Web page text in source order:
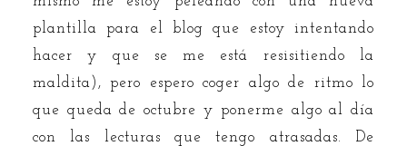
plantilla para el blog que estoy intentando
hacer y que se me está resisitiendo la
maldita), pero espero coger algo de ritmo lo
que queda de octubre y ponerme algo al día
con las lecturas que tengo atrasadas. De